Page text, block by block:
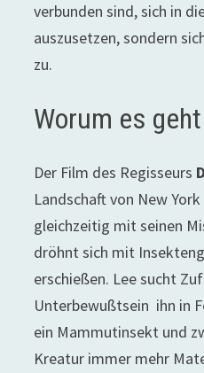
verbunden sind, sich in
auszusetzen, sondern
zu.
Worum es
Der Film des Regisseurs
Landschaft von New
gleichzeitig mit seinen
dröhnt sich mit
erschießen. Lee sucht
Unterbewußtsein ihn in
ein Mammutinsekt und
Kreatur immer mehr